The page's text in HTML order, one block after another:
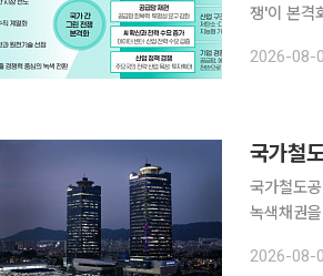
쟁'이 본격
로 경쟁의
2026-08-
국가철도
녹색채권
발행하는
2026-08-